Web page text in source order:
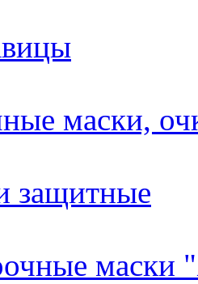
маски,
защитные
маски